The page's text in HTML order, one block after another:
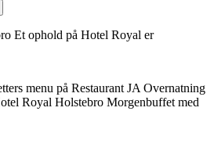
Et ophold på Hotel Royal er
menu på Restaurant JA Overnatning
Royal Holstebro Morgenbuffet med